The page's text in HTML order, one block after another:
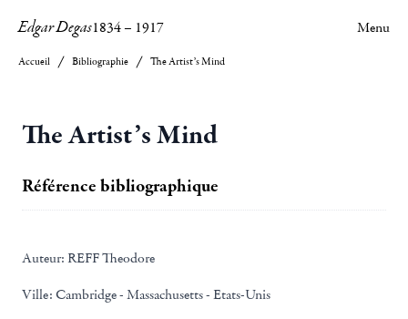
Edgar Degas1834– 1917 Menu
Accueil Bibliographie The Artist’s Mind
The Artist’s Mind
Référence bibliographique
Auteur: REFF Theodore
Ville: Cambridge - Massachusetts - Etats-Unis